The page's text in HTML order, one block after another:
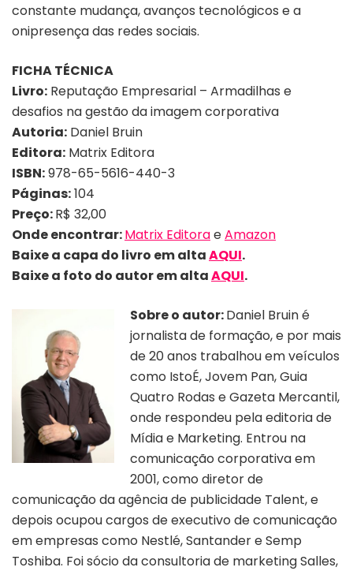
constante mudança, avanços tecnológicos e a
onipresença das redes sociais.
FICHA TÉCNICA
Livro: Reputação Empresarial – Armadilhas e
desafios na gestão da imagem corporativa
Autoria: Daniel Bruin
Editora: Matrix Editora
ISBN:978-65-5616-440-3
Páginas:104
Preço:R$ 32,00
Onde encontrar:Matrix EditoraeAmazon
Baixe a capa do livro em altaAQUI.
Baixe a foto do autor em altaAQUI.
Sobreo autor:Daniel Bruin é
jornalista de formação, e por mais
de 20 anos trabalhou em veículos
como IstoÉ, Jovem Pan, Guia
Quatro Rodas e Gazeta Mercantil,
onde respondeu pela editoria de
Mídia e Marketing. Entrou na
comunicação corporativa em
2001, como diretor de
comunicação da agência de publicidade Talent, e
depois ocupou cargos de executivo de comunicação
em empresas como Nestlé, Santander e Semp
Toshiba. Foi sócio da consultoria de marketing Salles,